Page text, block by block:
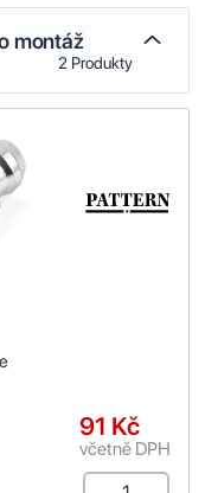
montáž
2 Produkty
91 Kč
včetně DPH